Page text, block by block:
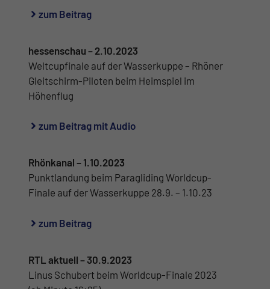
zum Beitrag
hessenschau – 2.10.2023
Weltcupfinale auf der Wasserkuppe – Rhöner
Gleitschirm-Piloten beim Heimspiel im
Höhenflug
zum Beitrag mit Audio
Rhönkanal – 1.10.2023
Punktlandung beim Paragliding Worldcup-
Finale auf der Wasserkuppe 28.9. – 1.10.23
zum Beitrag
RTL aktuell – 30.9.2023
Linus Schubert beim Worldcup-Finale 2023